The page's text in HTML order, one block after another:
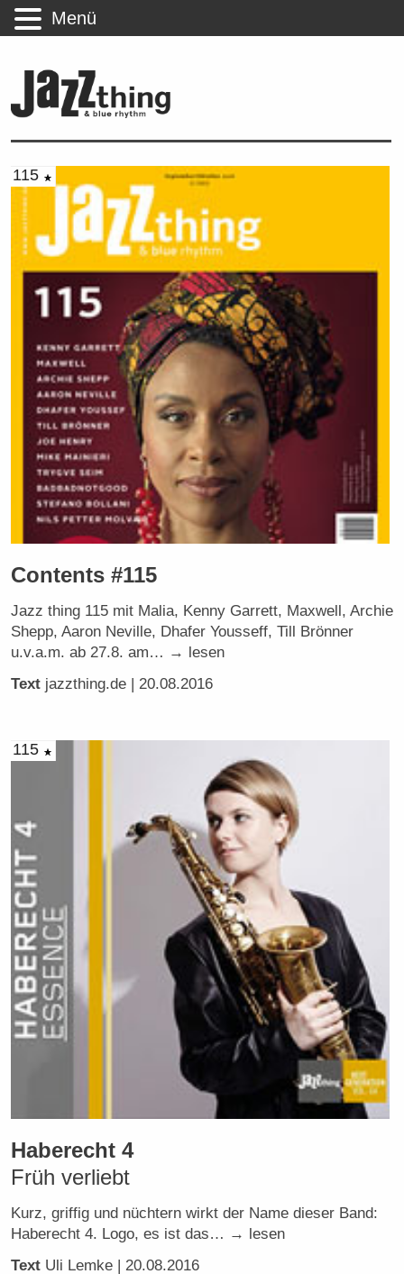
115
Contents #115
Jazz thing 115 mit Malia, Kenny Garrett, Maxwell, Archie
Shepp, Aaron Neville, Dhafer Yousseff, Till Brönner
u.v.a.m. ab 27.8. am… → lesen
Text jazzthing.de | 20.08.2016
115
Haberecht 4
Früh verliebt
Kurz, griffig und nüchtern wirkt der Name dieser Band:
Haberecht 4. Logo, es ist das… → lesen
Text Uli Lemke | 20.08.2016
Menü